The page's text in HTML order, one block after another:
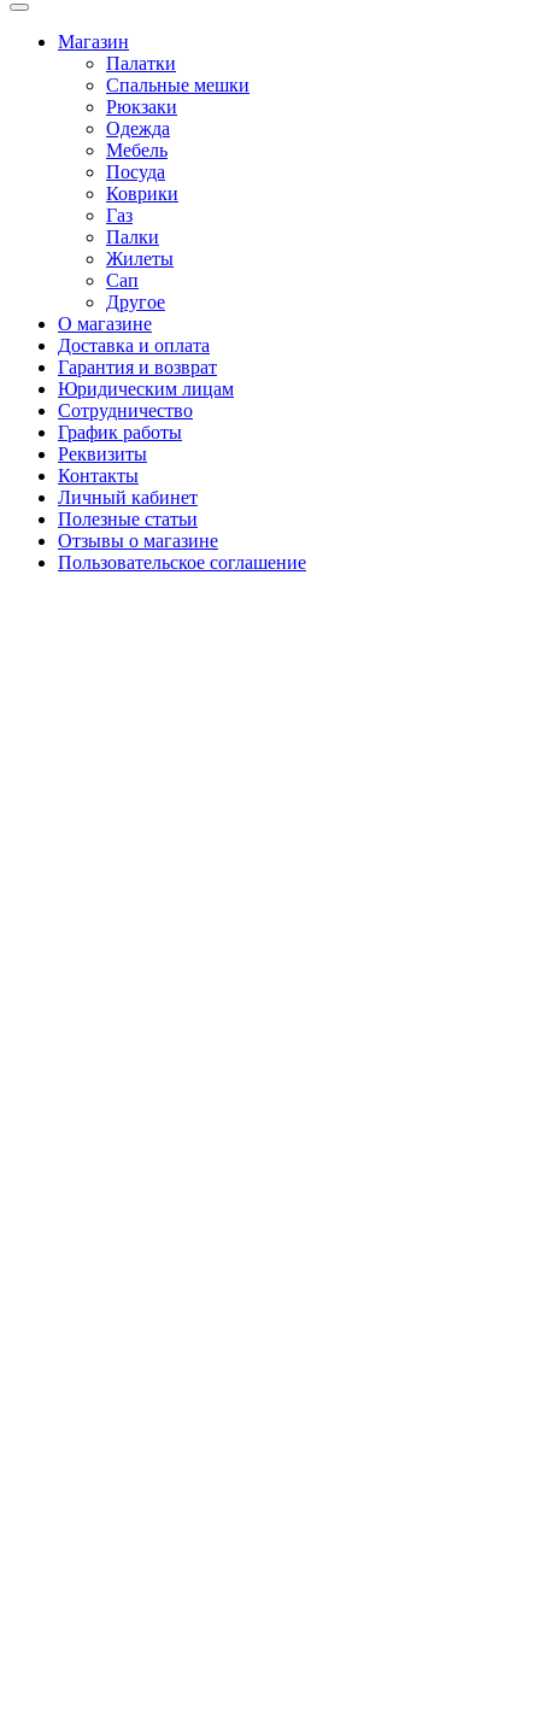
Магазин
Палатки
Спальные мешки
Рюкзаки
Одежда
Мебель
Посуда
Коврики
Газ
Палки
Жилеты
Сап
Другое
О магазине
Доставка и оплата
Гарантия и возврат
Юридическим лицам
Сотрудничество
График работы
Реквизиты
Контакты
Личный кабинет
Полезные статьи
Отзывы о магазине
Пользовательское соглашение